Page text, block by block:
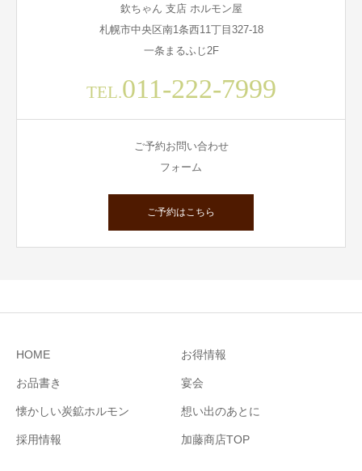
欽ちゃん 支店 ホルモン屋
札幌市中央区南1条西11丁目327-18
一条まるふじ2F
TEL.011-222-7999
ご予約お問い合わせ
フォーム
ご予約はこちら
HOME お得情報
お品書き 宴会
懐かしい炭鉱ホルモン 想い出のあとに
採用情報 加藤商店TOP